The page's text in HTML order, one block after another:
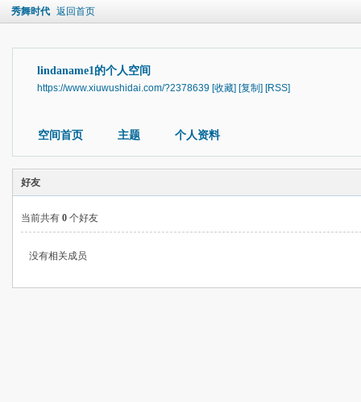
秀舞时代 返回首页
lindaname1的个人空间
https://www.xiuwushidai.com/?2378639 [收藏] [复制] [RSS]
空间首页 主题 个人资料
好友
当前共有 0 个好友
没有相关成员